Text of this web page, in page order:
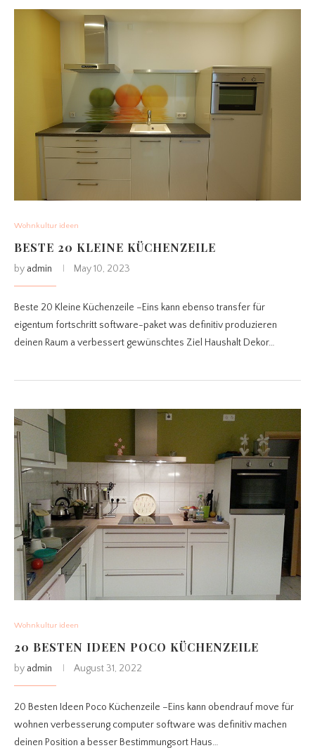
Wohnkultur ideen
BESTE 20 KLEINE KÜCHENZEILE
by admin May 10, 2023
Beste 20 Kleine Küchenzeile –Eins kann ebenso transfer für
eigentum fortschritt software-paket was definitiv produzieren
deinen Raum a verbessert gewünschtes Ziel Haushalt Dekor…
Wohnkultur ideen
20 BESTEN IDEEN POCO KÜCHENZEILE
by admin August 31, 2022
20 Besten Ideen Poco Küchenzeile –Eins kann obendrauf move für
wohnen verbesserung computer software was definitiv machen
deinen Position a besser Bestimmungsort Haus…